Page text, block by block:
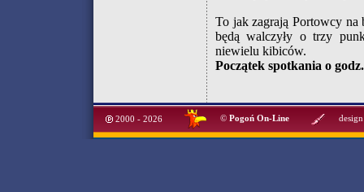
To jak zagrają Portowcy na
będą walczyły o trzy
niewielu kibiców.
Początek spotkania o
2000 - 2026 © Pogoń On-Line